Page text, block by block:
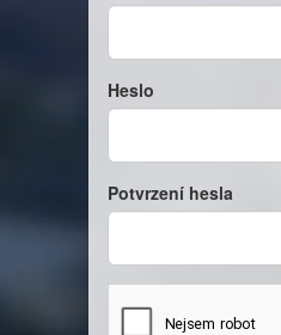
Heslo
Potvrzení hesla